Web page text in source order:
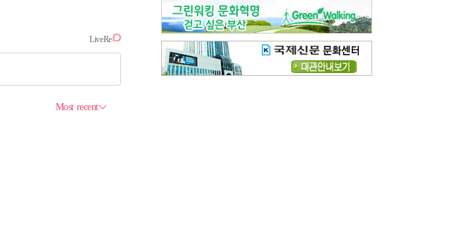
오늘의 운세- [전체보기]
오늘의 운세- 2026년 8월 6일 (음 6월 24일)
오늘의 운세- 2026년 8월 5일 (음 6월 23일)
조해훈의 고전 속 이 문장 [전체보기]
입추 지났는데도 덥다며 신유안에게 보낸 박규수의 편지